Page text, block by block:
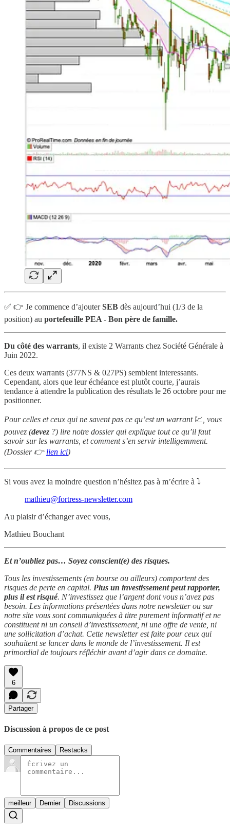
✅ 👉 Je commence d’ajouterSEB dès aujourd’hui (1/3 de la
position) au portefeuille PEA - Bon père de famille.
Du côté des warrants, il existe 2 Warrants chez Société Générale à
Juin 2022.
Ces deux warrants (377NS & 027PS) semblent interessants.
Cependant, alors que leur échéance est plutôt courte, j’aurais
tendance à attendre la publication des résultats le 26 octobre pour me
positionner.
Pour celles et ceux qui ne savent pas ce qu’est un warrant 💹 , vous
pouvez (devez ?) lire notre dossier qui explique tout ce qu’il faut
savoir sur les warrants, et comment s’en servir intelligemment.
(Dossier 👉 lien ici)
Si vous avez la moindre question n’hésitez pas à m’écrire à ⤵️
mathieu@fortress-newsletter.com
Au plaisir d’échanger avec vous,
Mathieu Bouchant
Et n’oubliez pas… Soyez conscient(e) des risques.
Tous les investissements (en bourse ou ailleurs) comportent des
risques de perte en capital. Plus un investissement peut rapporter,
plus il est risqué. N’investissez que l’argent dont vous n’avez pas
besoin. Les informations présentées dans notre newsletter ou sur
notre site vous sont communiquées à titre purement informatif et ne
constituent ni un conseil d’investissement, ni une offre de vente, ni
une sollicitation d’achat. Cette newsletter est faite pour ceux qui
souhaitent se lancer dans le monde de l’investissement. Il est
primordial de toujours réfléchir avant d’agir dans ce domaine.
6
Partager
Discussion à propos de ce post
Commentaires Restacks
meilleur Dernier Discussions